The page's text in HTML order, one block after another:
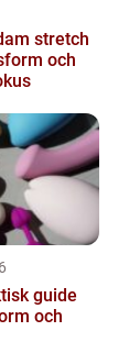
stretch
och
guide
och